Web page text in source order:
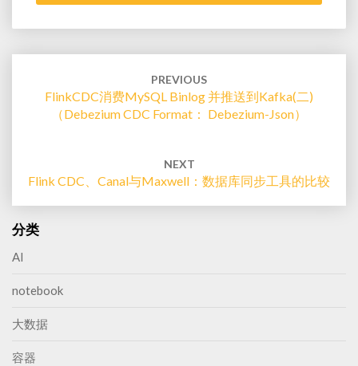
PREVIOUS
FlinkCDC消费MySQL Binlog 并推送到Kafka(二)
（Debezium CDC Format： Debezium-Json）
NEXT
Flink CDC、Canal与Maxwell：数据库同步工具的比较
分类
AI
notebook
大数据
容器